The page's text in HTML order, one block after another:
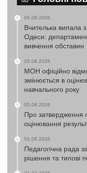
05.08.2026
Вчителька випала з
Одеси:
вивчення обставин
05.08.2026
МОН офіційно
змінюється в
навчального року
05.08.2026
Про затвердження
оцінювання
01.08.2026
Педагогічна рада
рішення та типові